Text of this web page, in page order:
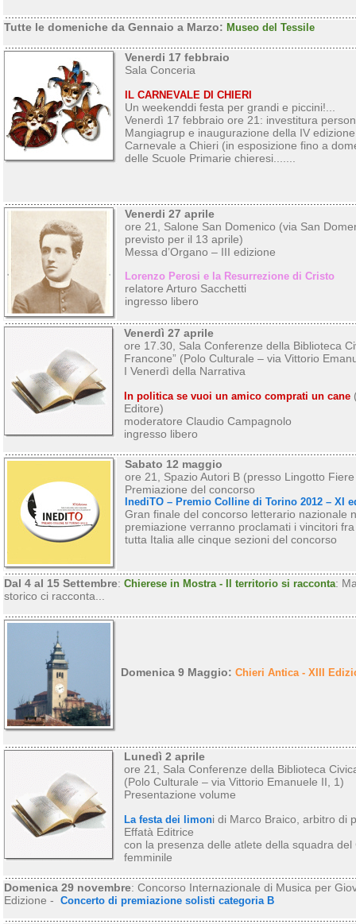
Tutte le domeniche da Gennaio a Marzo: Museo del Tessile
Venerdi 17 febbraio
Sala Conceria
IL CARNEVALE DI CHIERI
Un weekenddi festa per grandi e piccini!...
Venerdì 17 febbraio ore 21: investitura
Mangiagrup e inaugurazione della IV
Carnevale a Chieri (in esposizione fino a
delle Scuole Primarie chieresi.......
Venerdi 27 aprile
ore 21, Salone San Domenico (via San
previsto per il 13 aprile)
Messa d’Organo – III edizione
Lorenzo Perosi e la Resurrezione di Cristo
relatore Arturo Sacchetti
ingresso libero
Venerdì 27 aprile
ore 17.30, Sala Conferenze della Biblioteca
Francone” (Polo Culturale – via Vittorio
I Venerdì della Narrativa
In politica se vuoi un amico comprati un cane
Editore)
moderatore Claudio Campagnolo
ingresso libero
Sabato 12 maggio
ore 21, Spazio Autori B (presso Lingotto
Premiazione del concorso
InediTO – Premio Colline di Torino 2012 – XI
Gran finale del concorso letterario nazionale
premiazione verranno proclamati i vincitori
tutta Italia alle cinque sezioni del concorso
Dal 4 al 15 Settembre: Chierese in Mostra - Il territorio si racconta:
storico ci racconta...
Domenica 9 Maggio: Chieri Antica - XIII
Lunedì 2 aprile
ore 21, Sala Conferenze della Biblioteca
(Polo Culturale – via Vittorio Emanuele II, 1)
Presentazione volume
La festa dei limoni di Marco Braico, arbitro di
Effatà Editrice
con la presenza delle atlete della squadra del
femminile
Domenica 29 novembre: Concorso Internazionale di Musica per
Edizione - Concerto di premiazione solisti categoria B